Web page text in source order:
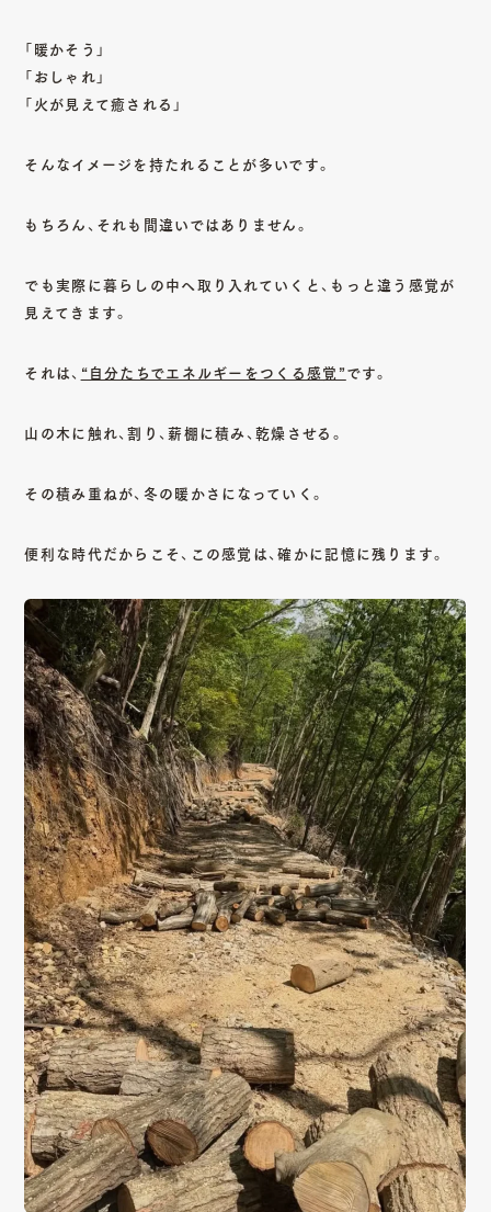
「暖かそう」
「おしゃれ」
「火が見えて癒される」
そんなイメージを持たれることが多いです。
もちろん、それも間違いではありません。
でも実際に暮らしの中へ取り入れていくと、もっと違う感覚が
見えてきます。
それは、 “自分たちでエネルギーをつくる感覚”です。
山の木に触れ、割り、薪棚に積み、乾燥させる。
その積み重ねが、冬の暖かさになっていく。
便利な時代だからこそ、この感覚は、確かに記憶に残ります。